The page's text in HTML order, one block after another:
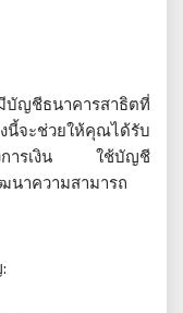
ญชีธนาคารสาธิตที่
ช่วยให้คุณได้รับ
งการเงิน ใช้บัญชี
นาความสามารถ